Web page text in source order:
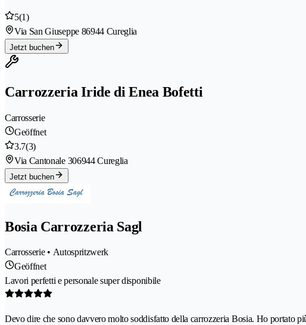
5(1)
Via San Giuseppe 86944 Cureglia
Jetzt buchen
Carrozzeria Iride di Enea Bofetti
Carrosserie
Geöffnet
3.7(3)
Via Cantonale 306944 Cureglia
Jetzt buchen
Bosia Carrozzeria Sagl
Carrosserie • Autospritzwerk
Geöffnet
Lavori perfetti e personale super disponibile
Devo dire che sono davvero molto soddisfatto della carrozzeria Bosia. Ho portato